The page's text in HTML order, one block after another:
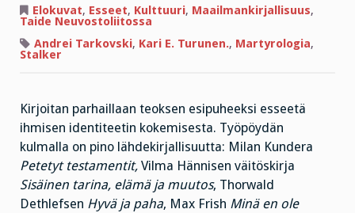
on
ihmiskunnan
Elokuvat, Esseet, Kulttuuri, Maailmankirjallisuus,
Taide Neuvostoliitossa
Andrei Tarkovski, Kari E. Turunen., Martyrologia,
Stalker
Kirjoitan parhaillaan teoksen esipuheeksi esseetä
ihmisen identiteetin kokemisesta. Työpöydän
kulmalla on pino lähdekirjallisuutta: Milan Kundera
Petetyt testamentit, Vilma Hännisen väitöskirja
Sisäinen tarina, elämä ja muutos, Thorwald
Dethlefsen Hyvä ja paha, Max Frish Minä en ole